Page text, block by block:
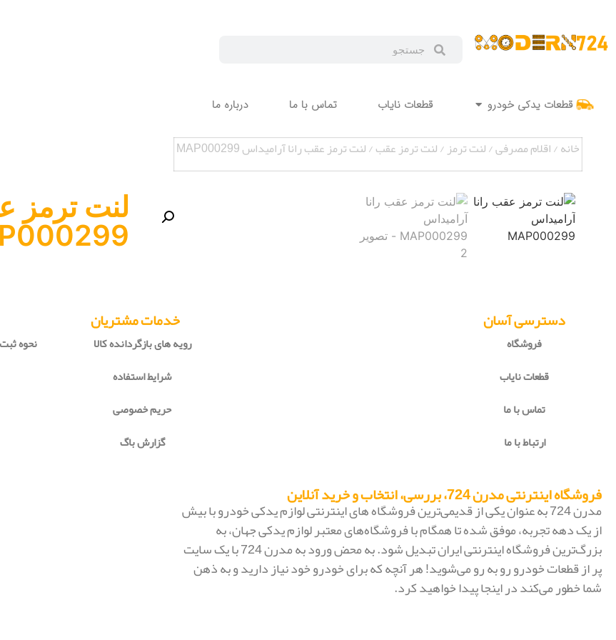
قطعات یدکی خودرو قطعات نایاب تماس با ما درباره ما
خانه/اقلام مصرفی/لنت ترمز/لنت ترمز عقب/ لنت ترمز عقب رانا آرامیداس MAP000299
لنت ترمز
دسترسی آسان
فروشگاه
قطعات نایاب
تماس با ما
ارتباط با ما
خدمات مشتریان
رویه های بازگردانده کالا
شرایط استفاده
حریم خصوصی
گزارش باگ
نحوه
فروشگاه اینترنتی مدرن 724، بررسی، انتخاب و خرید آنلاین
مدرن 724 به عنوان یکی از قدیمی‌ترین فروشگاه های اینترنتی لوازم یدکی خودرو با بیش
از یک دهه تجربه، موفق شده تا همگام با فروشگاه‌های معتبر لوازم یدکی جهان، به
بزرگ‌ترین فروشگاه اینترنتی ایران تبدیل شود. به محض ورود به مدرن 724 با یک سایت
پر از قطعات خودرو رو به رو می‌شوید! هر آنچه که برای خودرو خود نیاز دارید و به ذهن
شما خطور می‌کند در اینجا پیدا خواهید کرد.